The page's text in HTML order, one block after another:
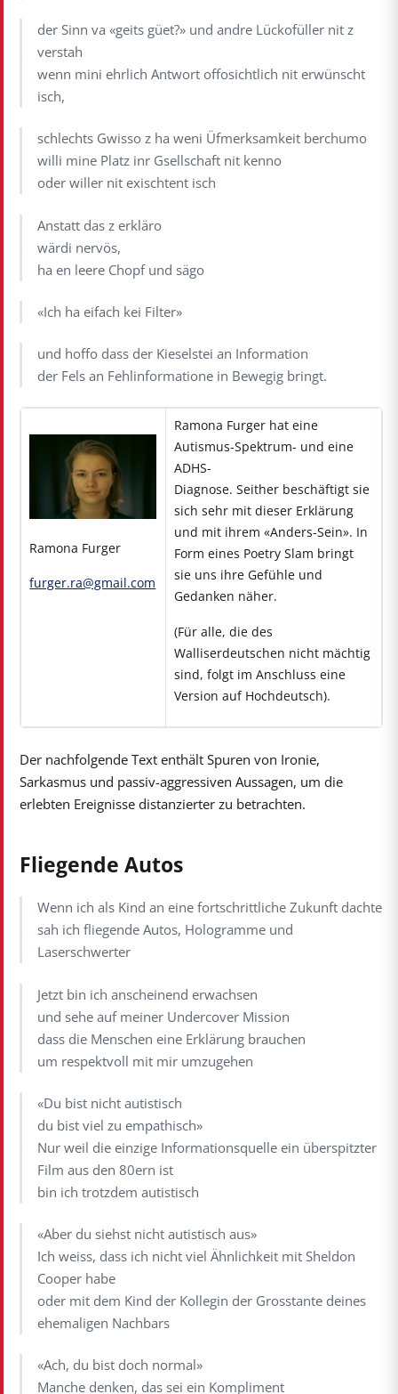
der Sinn va «geits güet?» und andre Lückofüller nit z
verstah
wenn mini ehrlich Antwort offosichtlich nit erwünscht
isch,
schlechts Gwisso z ha weni Üfmerksamkeit berchumo
willi mine Platz inr Gsellschaft nit kenno
oder willer nit exischtent isch
Anstatt das z erkläro
wärdi nervös,
ha en leere Chopf und sägo
«Ich ha eifach kei Filter»
und hoffo dass der Kieselstei an Information
der Fels an Fehlinformatione in Bewegig bringt.
Ramona Furger
furger.ra@gmail.com
Ramona Furger hat eine
Autismus-Spektrum- und eine
ADHS-
Diagnose. Seither beschäftigt sie
sich sehr mit dieser Erklärung
und mit ihrem «Anders-Sein». In
Form eines Poetry Slam bringt
sie uns ihre Gefühle und
Gedanken näher.
(Für alle, die des
Walliserdeutschen nicht mächtig
sind, folgt im Anschluss eine
Version auf Hochdeutsch).
Der nachfolgende Text enthält Spuren von Ironie,
Sarkasmus und passiv-aggressiven Aussagen, um die
erlebten Ereignisse distanzierter zu betrachten.
Fliegende Autos
Wenn ich als Kind an eine fortschrittliche Zukunft dachte
sah ich fliegende Autos, Hologramme und
Laserschwerter
Jetzt bin ich anscheinend erwachsen
und sehe auf meiner Undercover Mission
dass die Menschen eine Erklärung brauchen
um respektvoll mit mir umzugehen
«Du bist nicht autistisch
du bist viel zu empathisch»
Nur weil die einzige Informationsquelle ein überspitzter
Film aus den 80ern ist
bin ich trotzdem autistisch
«Aber du siehst nicht autistisch aus»
Ich weiss, dass ich nicht viel Ähnlichkeit mit Sheldon
Cooper habe
oder mit dem Kind der Kollegin der Grosstante deines
ehemaligen Nachbars
«Ach, du bist doch normal»
Manche denken, das sei ein Kompliment